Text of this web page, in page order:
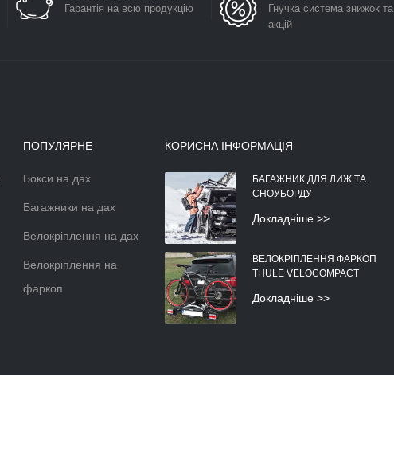
Гарантія на всю продукцію
Гнучка система знижок та
акцій
ПОПУЛЯРНЕ
Бокси на дах
Багажники на дах
Велокріплення на дах
Велокріплення на
фаркоп
КОРИСНА ІНФОРМАЦІЯ
АЕРОДИНАМІЧНІЙ БОКС НА
БАГАЖНИК ДЛЯ ЛИЖ ТА
СНОУБОРДУ
Докладніше >>
ВЕЛОКРІПЛЕННЯ ФАРКОП
THULE VELOCOMPACT
Докладніше >>